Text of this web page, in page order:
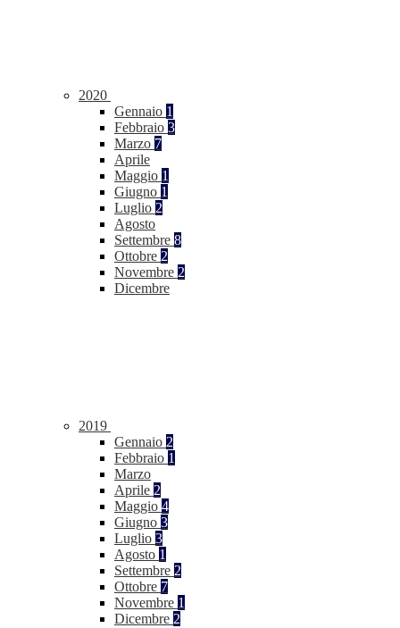
2020
Gennaio 1
Febbraio 3
Marzo 7
Aprile
Maggio 1
Giugno 1
Luglio 2
Agosto
Settembre 8
Ottobre 2
Novembre 2
Dicembre
2019
Gennaio 2
Febbraio 1
Marzo
Aprile 2
Maggio 4
Giugno 3
Luglio 3
Agosto 1
Settembre 2
Ottobre 7
Novembre 1
Dicembre 2